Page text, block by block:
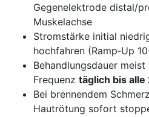
Gegenelektrode distal/
Muskelachse
Stromstärke initial
hochfahren (Ramp‑Up
Behandlungsdauer meist
Frequenz täglich bis alle
Bei brennendem
Hautrötung sofort‍